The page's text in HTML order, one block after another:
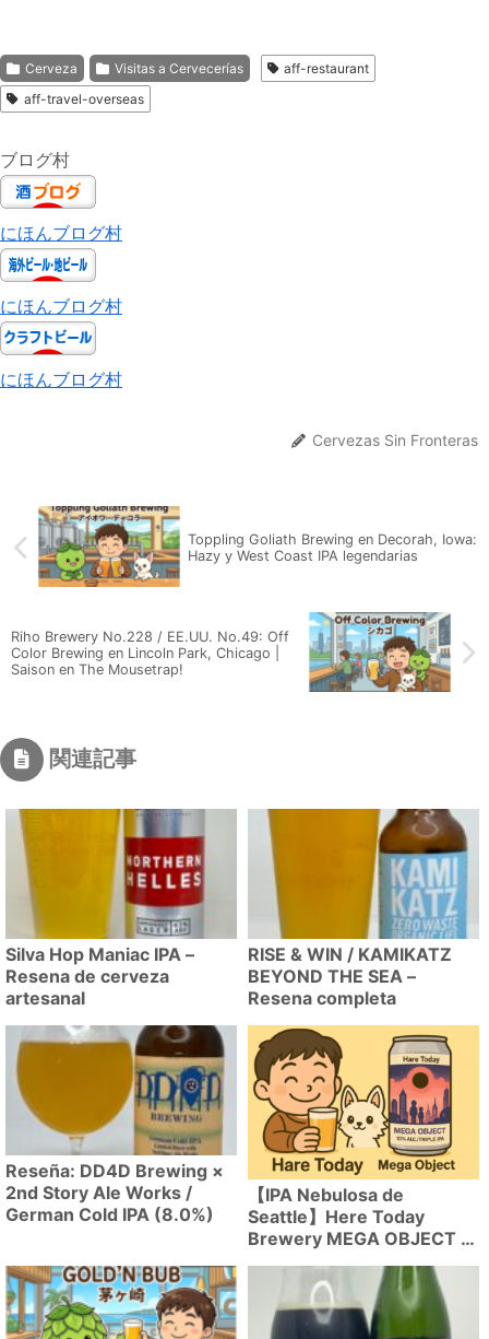
Cerveza Visitas a Cervecerías
aff-restaurant
aff-travel-overseas
ブログ村
にほんブログ村
にほんブログ村
にほんブログ村
Cervezas Sin Fronteras
Toppling Goliath Brewing en Decorah, Iowa:
Hazy y West Coast IPA legendarias
Riho Brewery No.228 / EE.UU. No.49: Off
Color Brewing en Lincoln Park, Chicago |
Saison en The Mousetrap!
関連記事
Silva Hop Maniac IPA –
Resena de cerveza
artesanal
RISE & WIN / KAMIKATZ
BEYOND THE SEA –
Resena completa
Reseña: DD4D Brewing ×
2nd Story Ale Works /
German Cold IPA (8.0%)
【IPA Nebulosa de
Seattle】Here Today
Brewery MEGA OBJECT –
Perfecto equilibrio entre
carácter resinoso y
jugosidad creado por el
nuevo maestro cervecero